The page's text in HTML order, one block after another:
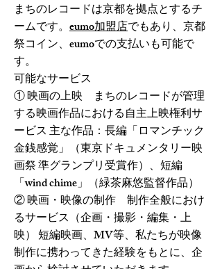
まちのレコードは京都を拠点とするチ
ームです。 eumo加盟店でもあり、京都
祭コイン、eumoでの支払いも可能で
す。
可能なサービス
① 映画の上映 まちのレコードが管理
する映画作品における自主上映権利サ
ービス 主な作品：長編「ロマンチック
金銭感覚」（東京ドキュメンタリー映
画祭 準グランプリ受賞作）、短編
「wind chime」（緑茶麻悠監督作品）
② 映画・映像の制作 制作全般におけ
るサービス（企画・撮影・編集・上
映） 短編映画、MV等、私たちが映像
制作に携わってきた経験をもとに、企